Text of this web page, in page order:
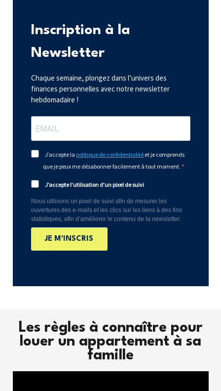
Inscription à la
Newsletter
Chaque semaine, plongez dans l’univers des
finances personnelles avec notre newsletter
hebdomadaire !
J’accepte la politique de confidentialité et je comprends
que je peux me désabonner facilement à tout moment.
J’accepte l’utilisation d’un pixel de suivi
Nous utilisons un pixel de suivi afin de mesurer les
ouvertures des e-mails et les clics sur les liens à des fins
statistiques, afin d’améliorer le contenu de la newsletter.
JE M'INSCRIS
Les règles à connaître pour
louer un appartement à sa
famille